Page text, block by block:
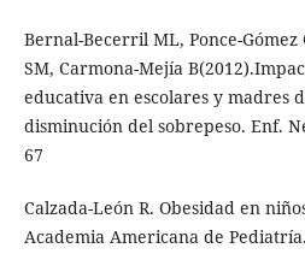
Bernal-Becerril ML, Ponce-Gómez
SM, Carmona-Mejía
educativa en escolares y madres
disminución del sobrepeso. Enf.
67
Calzada-León R. Obesidad en
Academia Americana de